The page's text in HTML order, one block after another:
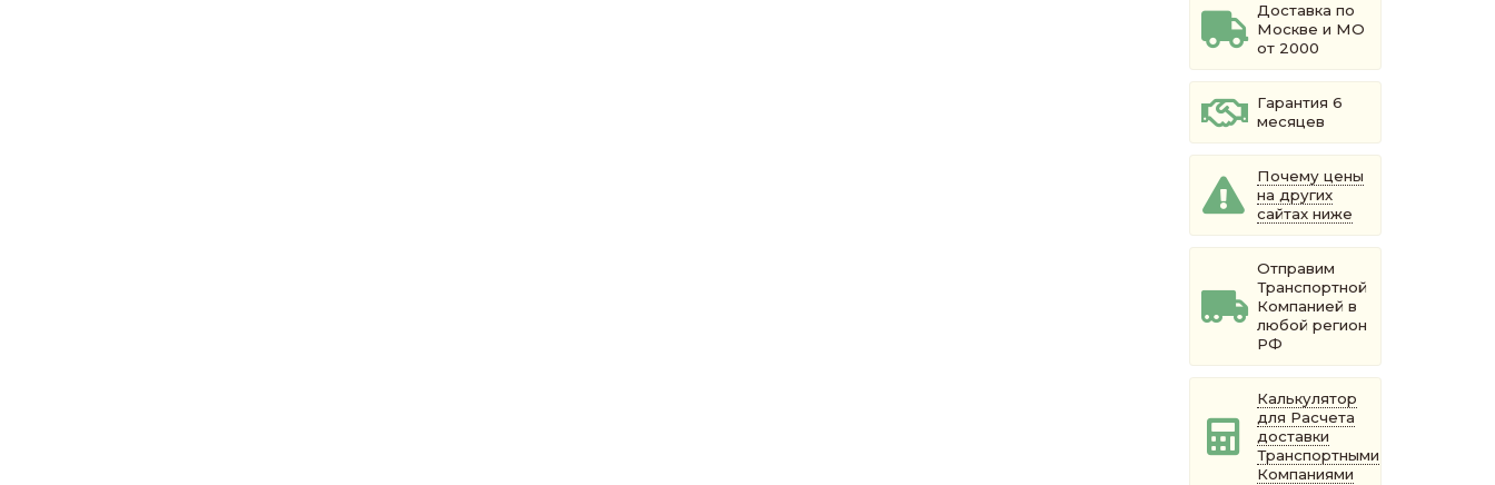
Доставка по
Москве и МО
от 2000
Гарантия 6
месяцев
Почему цены
на других
сайтах ниже
Отправим
Транспортной
Компанией в
любой регион
РФ
Калькулятор
для Расчета
доставки
Транспортными
Компаниями